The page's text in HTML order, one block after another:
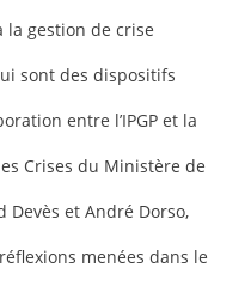
la gestion de crise
sont des dispositifs
entre l’IPGP et la
Crises du Ministère de
et André Dorso,
menées dans le